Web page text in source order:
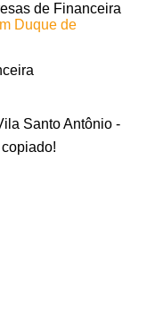
de Financeira
Duque de
Santo Antônio -